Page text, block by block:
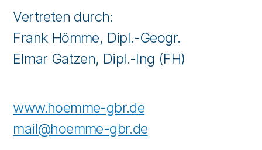
Vertreten durch:
Frank Hömme, Dipl.-Geogr.
Elmar Gatzen, Dipl.-Ing (FH)
www.hoemme-gbr.de
mail@hoemme-gbr.de